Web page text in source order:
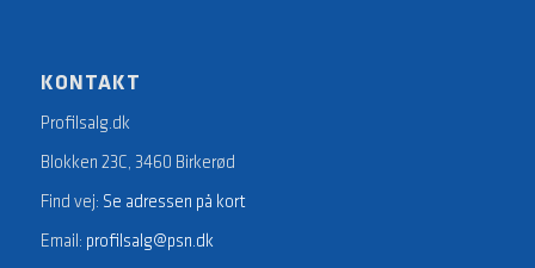
KONTAKT
Profilsalg.dk
Blokken 23C, 3460 Birkerød
Find vej: Se adressen på kort
Email: profilsalg@psn.dk